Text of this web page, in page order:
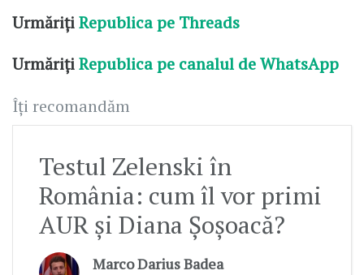
UrmărițiRepublica pe Threads
UrmărițiRepublica pe canalul de WhatsApp
Îți recomandăm
Testul Zelenski în
România: cum îl vor primi
AUR și Diana Șoșoacă?
Marco Darius Badea